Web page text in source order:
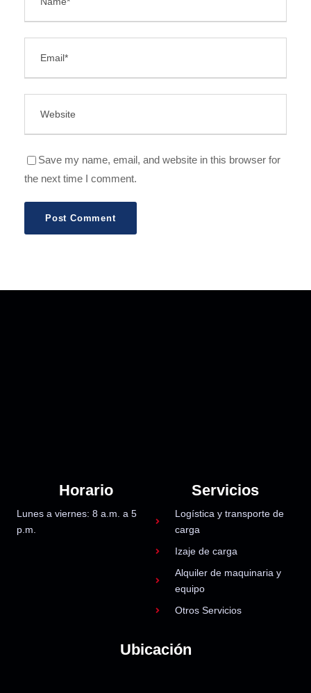
Save my name, email, and website in this browser for
the next time I comment.
Horario
Lunes a viernes: 8 a.m. a 5
p.m.
Servicios
Logística y transporte de
carga
Izaje de carga
Alquiler de maquinaria y
equipo
Otros Servicios
Ubicación